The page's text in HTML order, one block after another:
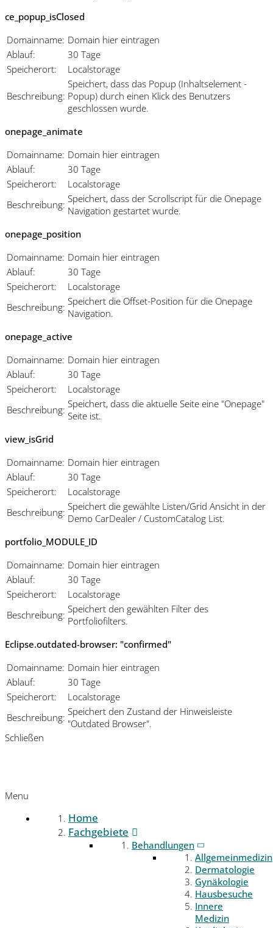
ce_popup_isClosed
Domainname: Domain hier eintragen
Ablauf:
30 Tage
Speicherort:
Localstorage
Beschreibung:
Speichert, dass das Popup (Inhaltselement -
Popup) durch einen Klick des Benutzers
geschlossen wurde.
onepage_animate
Domainname: Domain hier eintragen
Ablauf:
30 Tage
Speicherort:
Localstorage
Beschreibung: Speichert, dass der Scrollscript für die Onepage
Navigation gestartet wurde.
onepage_position
Domainname: Domain hier eintragen
Ablauf:
30 Tage
Speicherort:
Localstorage
Beschreibung: Speichert die Offset-Position für die Onepage
Navigation.
onepage_active
Domainname: Domain hier eintragen
Ablauf:
30 Tage
Speicherort:
Localstorage
Beschreibung: Speichert, dass die aktuelle Seite eine "Onepage"
Seite ist.
view_isGrid
Domainname: Domain hier eintragen
Ablauf:
30 Tage
Speicherort:
Localstorage
Beschreibung: Speichert die gewählte Listen/Grid Ansicht in der
Demo CarDealer / CustomCatalog List.
portfolio_MODULE_ID
Domainname: Domain hier eintragen
Ablauf:
30 Tage
Speicherort:
Localstorage
Beschreibung: Speichert den gewählten Filter des
Portfoliofilters.
Eclipse.outdated-browser: "confirmed"
Domainname: Domain hier eintragen
Ablauf:
30 Tage
Speicherort:
Localstorage
Beschreibung: Speichert den Zustand der Hinweisleiste
"Outdated Browser".
Schließen
Menu
Home
Fachgebiete
Behandlungen
Allgemeinmedizin
Dermatologie
Gynäkologie
Hausbesuche
Innere
Medizin